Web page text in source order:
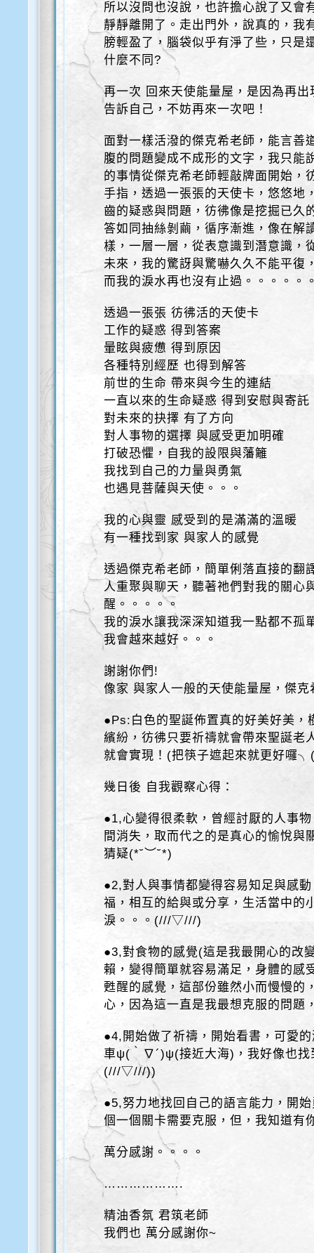
所以沒問也沒說，也許擔心說了又會
靜靜離開了。走出門外，說真的，我
膀輕盈了，腦袋似乎有淨了些，只是
什麼不同?
再一次 回來天使能量屋，是因為再
告訴自己，不妨再來一次吧！
面對一樣活潑的傑克希老師，能言善
腹的問題變成不成形的文字，我只能
的事情從傑克希老師輕敲牌面開始，
手指，透過一張張的天使卡，悠悠地
齒的疑惑與問題，彷彿像是挖掘已久
答如同抽絲剝繭，循序漸進，像在解
樣，一層一層，從表意識到潛意識，
未來，我的驚訝與驚嚇久久不能平復
而我的淚水再也沒有止過。。。。。
透過一張張 彷彿活的天使卡
工作的疑惑 得到答案
暈眩與疲憊 得到原因
各種特別經歷 也得到解答
前世的生命 帶來與今生的連結
一直以來的生命疑惑 得到安慰與寄託
對未來的抉擇 有了方向
對人事物的選擇 與感受更加明確
打破恐懼，自我的設限與藩籬
我找到自己的力量與勇氣
也遇見菩薩與天使。。。
我的心與靈 感受到的是滿滿的溫暖
有一種找到家 與家人的感覺
透過傑克希老師，簡單俐落直接的翻
人重聚與聊天，聽著祂們對我的關心
醒。。。。。
我的淚水讓我深深知道我一點都不孤
我會越來越好。。。
謝謝你們!
像家 與家人一般的天使能量屋，傑
●Ps:白色的聖誕佈置真的好美好美，
繽紛，彷彿只要祈禱就會帶來聖誕老
就會實現！(把筷子遮起來就更好
幾日後 自我觀察心得：
●1,心變得很柔軟，曾經討厭的人事
間消失，取而代之的是真心的愉悅與
猜疑(*˘︶˘*)
●2,對人與事情都變得容易知足與感
福，相互的給與或分享，生活當中的
淚。。。(///▽///)
●3,對食物的感覺(這是我最開心的改
賴，變得簡單就容易滿足，身體的感
甦醒的感覺，這部份雖然小而慢慢的
心，因為這一直是我最想克服的問題
●4,開始做了祈禱，開始看書，可愛
車ψ(｀∇´)ψ(接近大海)，我好像也找
(///▽///))
●5,努力地找回自己的語言能力，開
個一個關卡需要克服，但，我知道有
萬分感謝。。。。
……………….
精油香氛 君筑老師
我們也 萬分感謝你~